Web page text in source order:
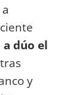
dúo el
y